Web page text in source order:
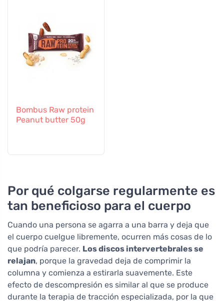
Bombus Raw protein
Peanut butter 50g
Por qué colgarse regularmente es
tan beneficioso para el cuerpo
Cuando una persona se agarra a una barra y deja que
el cuerpo cuelgue libremente, ocurren más cosas de lo
que podría parecer. Los discos intervertebrales se
relajan, porque la gravedad deja de comprimir la
columna y comienza a estirarla suavemente. Este
efecto de descompresión es similar al que se produce
durante la terapia de tracción especializada, por la que